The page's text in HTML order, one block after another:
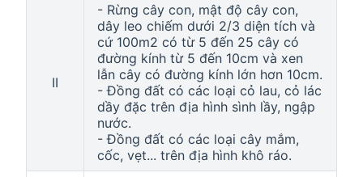
II
- Rừng cây con, mật độ cây con,
dây leo chiếm dưới 2/3 diện tích và
cứ 100m2 có từ 5 đến 25 cây có
đường kính từ 5 đến 10cm và xen
lẫn cây có đường kính lớn hơn 10cm.
- Đồng đất có các loại cỏ lau, cỏ lác
dầy đặc trên địa hình sình lầy, ngập
nước.
- Đồng đất có các loại cây mắm,
cốc, vẹt... trên địa hình khô ráo.